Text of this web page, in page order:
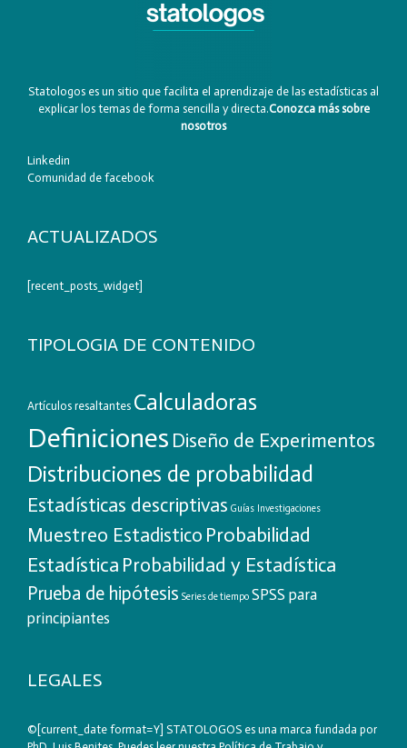
Statologos es un sitio que facilita el aprendizaje de las estadísticas al
explicar los temas de forma sencilla y directa.Conozca más sobre
nosotros
Linkedin
Comunidad de facebook
ACTUALIZADOS
[recent_posts_widget]
TIPOLOGIA DE CONTENIDO
Artículos resaltantes Calculadoras
Definiciones Diseño de Experimentos
Distribuciones de probabilidad
Estadísticas descriptivas Guías Investigaciones
Muestreo Estadistico Probabilidad
Estadística Probabilidad y Estadística
Prueba de hipótesis Series de tiempo SPSS para
principiantes
LEGALES
©[current_date format=Y] STATOLOGOS es una marca fundada por